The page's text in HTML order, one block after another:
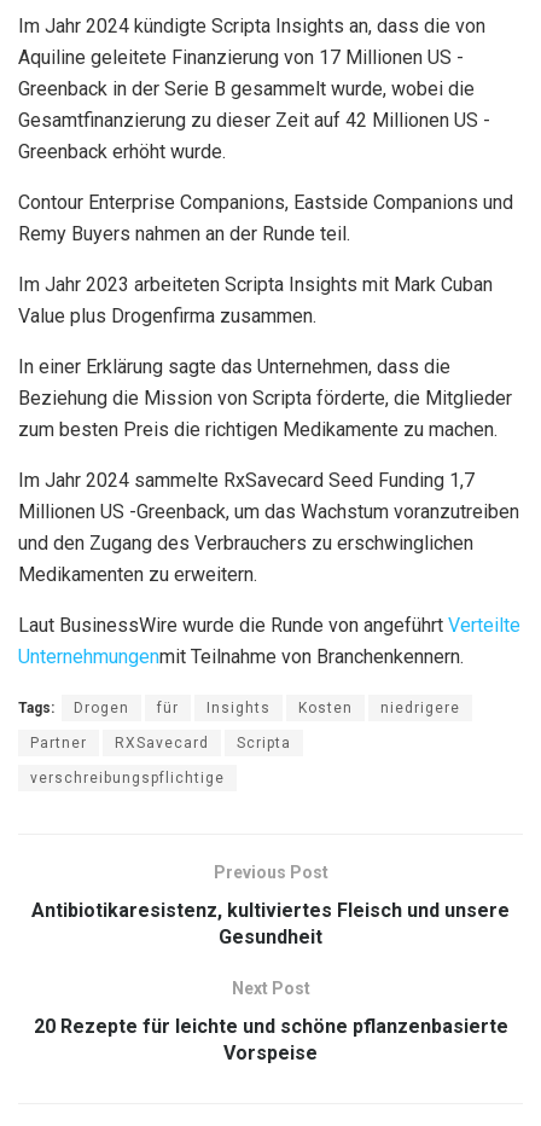
Im Jahr 2024 kündigte Scripta Insights an, dass die von
Aquiline geleitete Finanzierung von 17 Millionen US -
Greenback in der Serie B gesammelt wurde, wobei die
Gesamtfinanzierung zu dieser Zeit auf 42 Millionen US -
Greenback erhöht wurde.
Contour Enterprise Companions, Eastside Companions und
Remy Buyers nahmen an der Runde teil.
Im Jahr 2023 arbeiteten Scripta Insights mit Mark Cuban
Value plus Drogenfirma zusammen.
In einer Erklärung sagte das Unternehmen, dass die
Beziehung die Mission von Scripta förderte, die Mitglieder
zum besten Preis die richtigen Medikamente zu machen.
Im Jahr 2024 sammelte RxSavecard Seed Funding 1,7
Millionen US -Greenback, um das Wachstum voranzutreiben
und den Zugang des Verbrauchers zu erschwinglichen
Medikamenten zu erweitern.
Laut BusinessWire wurde die Runde von angeführt Verteilte
Unternehmungenmit Teilnahme von Branchenkennern.
Tags: Drogen für Insights Kosten niedrigere
Partner RXSavecard Scripta
verschreibungspflichtige
Previous Post
Antibiotikaresistenz, kultiviertes Fleisch und unsere
Gesundheit
Next Post
20 Rezepte für leichte und schöne pflanzenbasierte
Vorspeise